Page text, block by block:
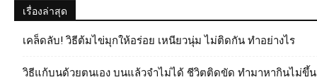
เรื่องล่าสุด
เคล็ดลับ! วิธีต้มไข่มุกให้อร่อย เหนียวนุ่ม ไม่ติดกัน ทำอย่างไร
วิธีแก้บนด้วยตนเอง บนแล้วจำไม่ได้ ชีวิตติดขัด ทำมาหากินไม่ขึ้น